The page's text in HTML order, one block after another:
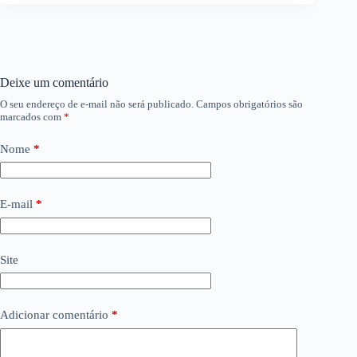
Deixe um comentário
O seu endereço de e-mail não será publicado. Campos obrigatórios são
marcados com *
Nome *
E-mail *
Site
Adicionar comentário *